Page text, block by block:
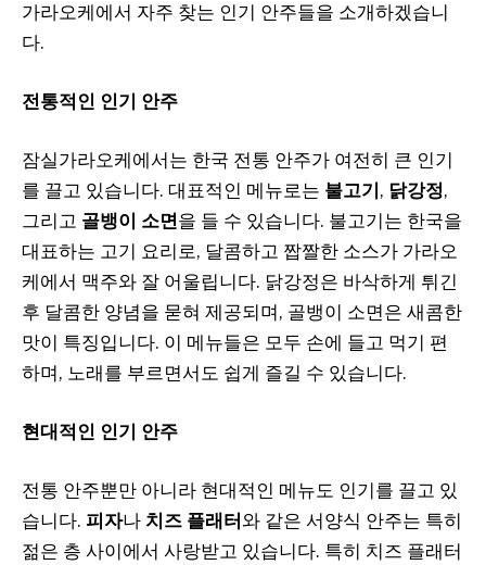
가라오케에서 자주 찾는 인기 안주들을 소개하겠습니
다.
전통적인 인기 안주
잠실가라오케에서는 한국 전통 안주가 여전히 큰 인기
를 끌고 있습니다. 대표적인 메뉴로는 불고기, 닭강정,
그리고 골뱅이 소면을 들 수 있습니다. 불고기는 한국을
대표하는 고기 요리로, 달콤하고 짭짤한 소스가 가라오
케에서 맥주와 잘 어울립니다. 닭강정은 바삭하게 튀긴
후 달콤한 양념을 묻혀 제공되며, 골뱅이 소면은 새콤한
맛이 특징입니다. 이 메뉴들은 모두 손에 들고 먹기 편
하며, 노래를 부르면서도 쉽게 즐길 수 있습니다.
현대적인 인기 안주
전통 안주뿐만 아니라 현대적인 메뉴도 인기를 끌고 있
습니다. 피자나 치즈 플래터와 같은 서양식 안주는 특히
젊은 층 사이에서 사랑받고 있습니다. 특히 치즈 플래터